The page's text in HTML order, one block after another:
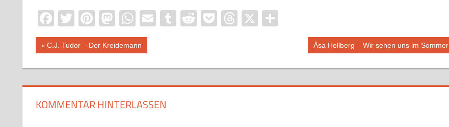
Facebook
TwitterPinterest
Mastodon
WhatsApp
EmailTumblr
RedditPocketThreads
X
Beitragsnavigation
Vorheriger
C.J. Tudor – Der Kreidemann
Nächster
Åsa Hellberg – Wir sehen uns im Sommer
KOMMENTAR HINTERLASSEN